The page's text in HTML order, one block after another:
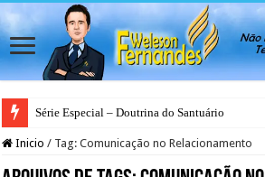
Série Especial – Doutrina do Santuário
Inicio / Tag:Comunicação no Relacionamento